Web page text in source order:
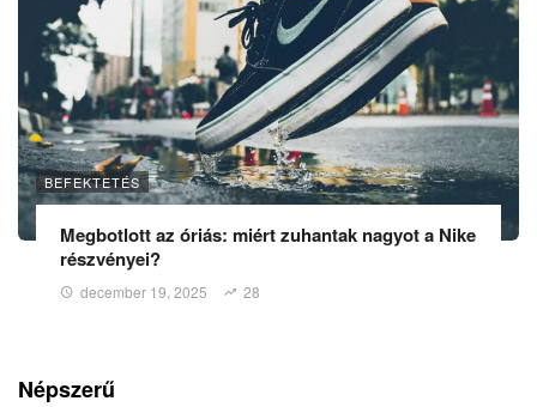
BEFEKTETÉS
Megbotlott az óriás: miért zuhantak nagyot a Nike
részvényei?
december 19, 2025 28
Népszerű